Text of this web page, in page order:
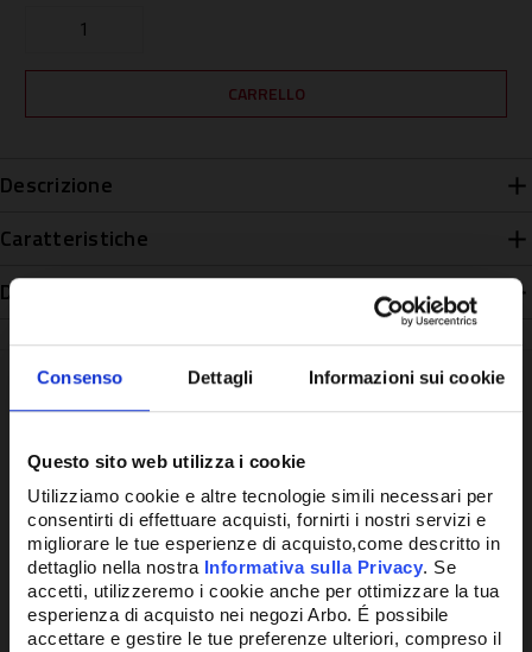
Consenso Dettagli Informazioni sui cookie
Questo sito web utilizza i cookie
Utilizziamo cookie e altre tecnologie simili necessari per
consentirti di effettuare acquisti, fornirti i nostri servizi e
migliorare le tue esperienze di acquisto,come descritto in
dettaglio nella nostra Informativa sulla Privacy. Se
accetti, utilizzeremo i cookie anche per ottimizzare la tua
esperienza di acquisto nei negozi Arbo. É possibile
accettare e gestire le tue preferenze ulteriori, compreso il
Descrizione
Caratteristiche
Disponibilità
Potrebbe anche interessarti